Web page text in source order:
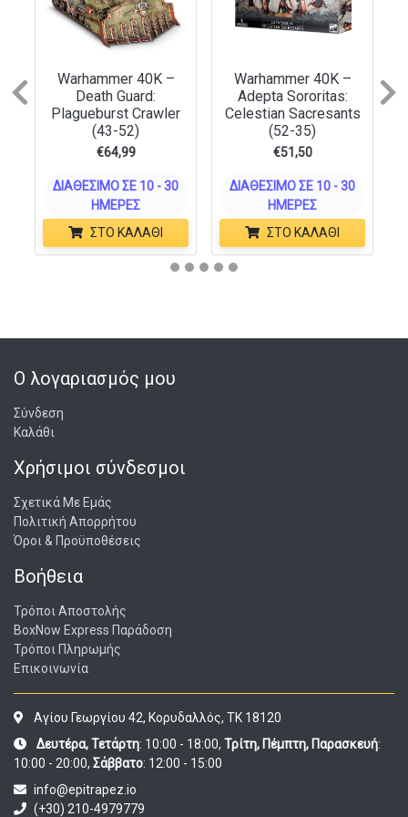
Warhammer 40K –
Death Guard:
Plagueburst Crawler
(43-52)
€64,99
ΔΙΑΘΈΣΙΜΟ ΣΕ 10 - 30
ΗΜΈΡΕΣ
ΣΤΟ ΚΑΛΆΘΙ
Warhammer 40K –
Adepta Sororitas:
Celestian Sacresants
(52-35)
€51,50
ΔΙΑΘΈΣΙΜΟ ΣΕ 10 - 30
ΗΜΈΡΕΣ
ΣΤΟ ΚΑΛΆΘΙ
Previous
Ο λογαριασμός μου
Σύνδεση
Καλάθι
Χρήσιμοι σύνδεσμοι
Σχετικά Με Εμάς
Πολιτική Απορρήτου
Όροι & Προϋποθέσεις
Βοήθεια
Τρόποι Αποστολής
BoxNow Express Παράδοση
Τρόποι Πληρωμής
Επικοινωνία
Αγίου Γεωργίου 42, Κορυδαλλός, ΤΚ 18120
Δευτέρα, Τετάρτη: 10:00 - 18:00, Τρίτη, Πέμπτη, Παρασκευή:
10:00 - 20:00, Σάββατο: 12:00 - 15:00
info@epitrapez.io
(+30) 210-4979779